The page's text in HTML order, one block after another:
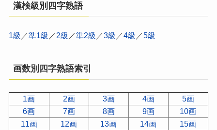
漢検級別四字熟語
1級 ／準1級 ／2級 ／準2級 ／3級 ／4級 ／5級
画数別四字熟語索引
1画 2画 3画 4画
5画
6画
7画 8画 9画
10画
11画
12画 13画 14画
15画